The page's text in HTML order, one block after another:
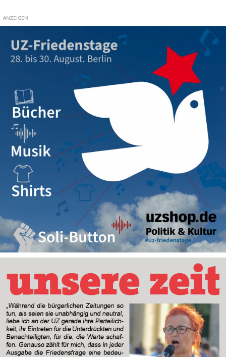
ANZEIGEN